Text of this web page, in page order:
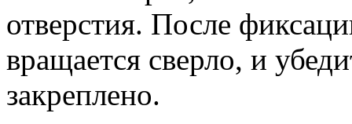
отверстия. После
вращается сверло, и
закреплено.